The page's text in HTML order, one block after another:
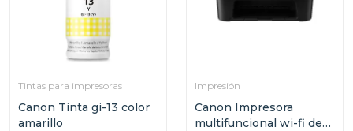
Tintas para impresoras
Canon Tinta gi-13 color
amarillo
Impresión
Canon Impresora
multifuncional wi-fi de